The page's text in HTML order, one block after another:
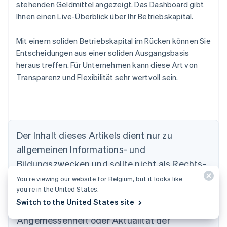
stehenden Geldmittel angezeigt. Das Dashboard gibt
Ihnen einen Live-Überblick über Ihr Betriebskapital.
Mit einem soliden Betriebskapital im Rücken können Sie
Entscheidungen aus einer soliden Ausgangsbasis
heraus treffen. Für Unternehmen kann diese Art von
Transparenz und Flexibilität sehr wertvoll sein.
Der Inhalt dieses Artikels dient nur zu
allgemeinen Informations- und
Bildungszwecken und sollte nicht als Rechts-
oder Steuerberatung interpretiert werden.
Stripe übernimmt keine Gewähr oder Garantie
für die Richtigkeit, Vollständigkeit,
Angemessenheit oder Aktualität der
Australien
English
Nederlands FrançaisDeutsch English
Brasilien
PortuguêsEnglish
English
You’re viewing our website for Belgium, but it looks like
you’re in the United States.
Switch to the United States site